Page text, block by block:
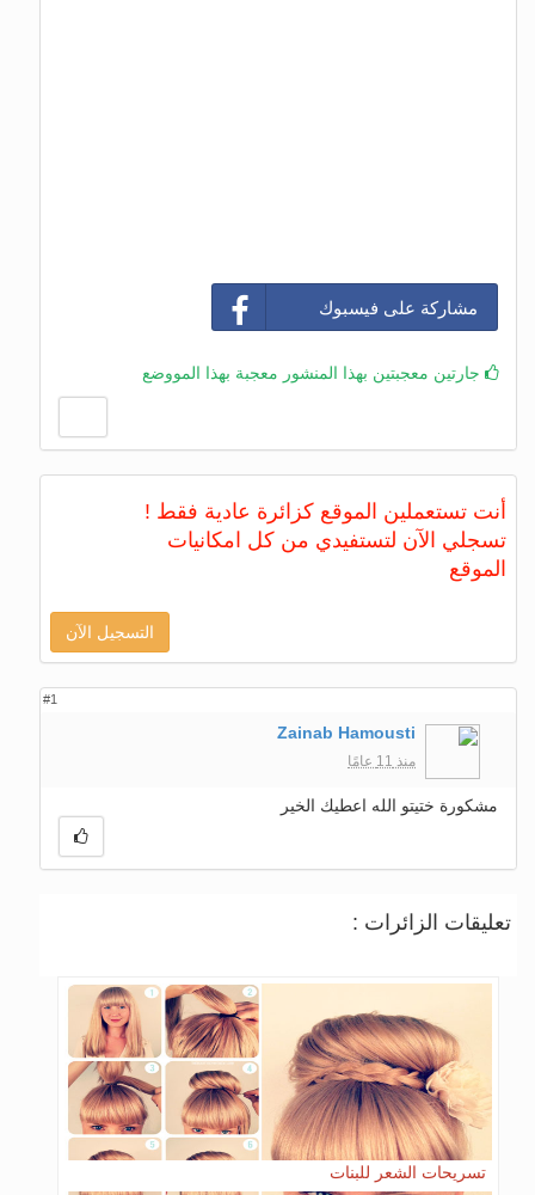
مشاركة على فيسبوك
جارتين معجبتين بهذا المنشور معجبة بهذا المووضع
أنت تستعملين الموقع كزائرة عادية فقط !
تسجلي الآن لتستفيدي من كل امكانيات
الموقع
التسجيل الآن
#1
Zainab Hamousti
منذ 11 عامًا
مشكورة ختيتو الله اعطيك الخير
تعليقات الزائرات :
تسريحات الشعر للبنات